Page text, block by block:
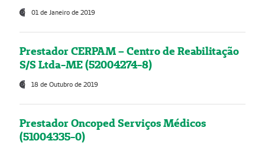
01 de Janeiro de 2019
Prestador CERPAM – Centro de Reabilitação
S/S Ltda-ME (52004274-8)
18 de Outubro de 2019
Prestador Oncoped Serviços Médicos
(51004335-0)